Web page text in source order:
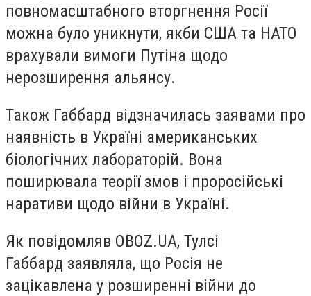
повномасштабного вторгнення Росії
можна було уникнути, якби США та НАТО
врахували вимоги Путіна щодо
нерозширення альянсу.
Також Габбард відзначилась заявами про
наявність в Україні американських
біологічних лабораторій. Вона
поширювала теорії змов і проросійські
наративи щодо війни в Україні.
Як повідомляв OBOZ.UA, Тулсі
Габбард заявляла, що Росія не
зацікавлена у розширенні війни до